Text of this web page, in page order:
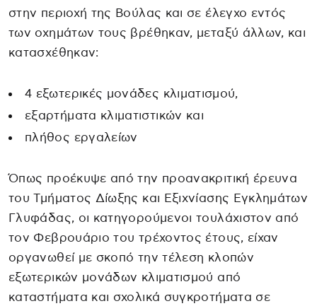
στην περιοχή της Βούλας και σε έλεγχο εντός
των οχημάτων τους βρέθηκαν, μεταξύ άλλων, και
κατασχέθηκαν:
4 εξωτερικές μονάδες κλιματισμού,
εξαρτήματα κλιματιστικών και
πλήθος εργαλείων
Όπως προέκυψε από την προανακριτική έρευνα
του Τμήματος Δίωξης και Εξιχνίασης Εγκλημάτων
Γλυφάδας, οι κατηγορούμενοι τουλάχιστον από
τον Φεβρουάριο του τρέχοντος έτους, είχαν
οργανωθεί με σκοπό την τέλεση κλοπών
εξωτερικών μονάδων κλιματισμού από
καταστήματα και σχολικά συγκροτήματα σε